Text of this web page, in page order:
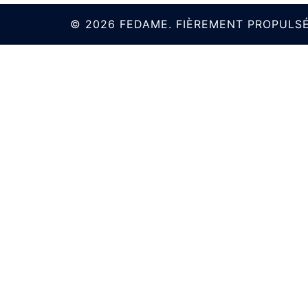
© 2026 FEDAME. FIÈREMENT